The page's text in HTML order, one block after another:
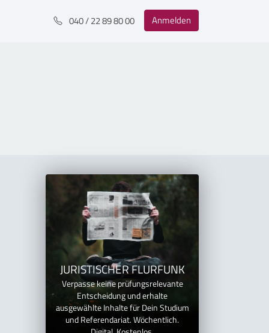
040 / 22 89 80 00 Anmelden
JURISTISCHER FLURFUNK
Verpasse keine prüfungsrelevante
Entscheidung und erhalte
ausgewählte Inhalte für Dein Studium
und Referendariat. Wöchentlich.